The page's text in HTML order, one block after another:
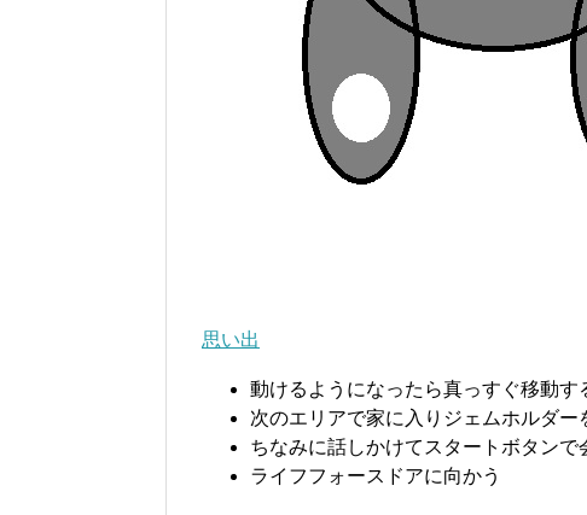
思い出
動けるようになったら真っすぐ移動
次のエリアで家に入りジェムホルダ
ちなみに話しかけてスタートボタンで
ライフフォースドアに向かう